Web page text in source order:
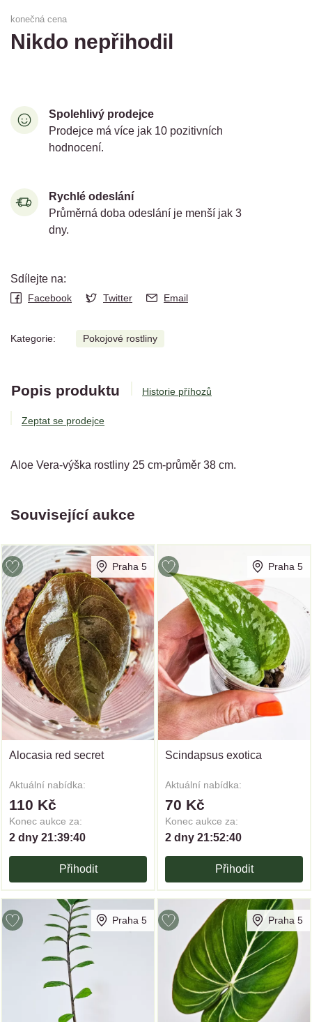
konečná cena
Nikdo nepřihodil
Spolehlivý prodejce
Prodejce má více jak 10 pozitivních
hodnocení.
Rychlé odeslání
Průměrná doba odeslání je menší jak 3
dny.
Sdílejte na:
Facebook Twitter Email
Kategorie: Pokojové rostliny
Popis produktu Historie příhozů
Zeptat se prodejce
Aloe Vera-výška rostliny 25 cm-průměr 38 cm.
Související aukce
Praha 5
Alocasia red secret
Aktuální nabídka:
110 Kč
Konec aukce za:
2 dny 21:39:40
Přihodit
Praha 5
Scindapsus exotica
Aktuální nabídka:
70 Kč
Konec aukce za:
2 dny 21:52:40
Přihodit
Praha 5 Praha 5